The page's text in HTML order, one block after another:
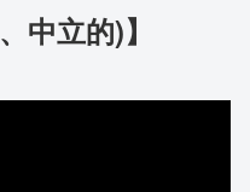
中立的)】